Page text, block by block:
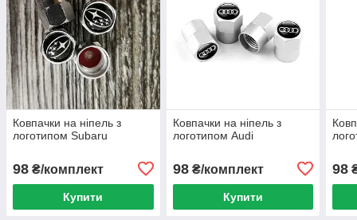
Ковпачки на ніпель з
логотипом Subaru
98 ₴/комплект
Купити
Ковпачки на ніпель з
логотипом Audi
98₴/комплект
Купити
98